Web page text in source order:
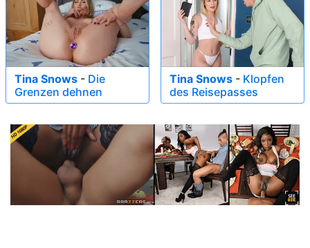
Tina Snows - Die
Grenzen dehnen
Tina Snows - Klopfen
des Reisepasses